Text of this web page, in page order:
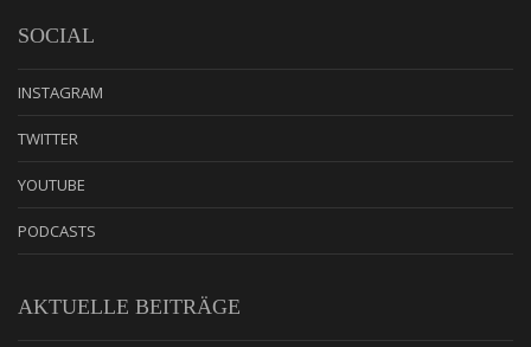
SOCIAL
INSTAGRAM
TWITTER
YOUTUBE
PODCASTS
AKTUELLE BEITRÄGE